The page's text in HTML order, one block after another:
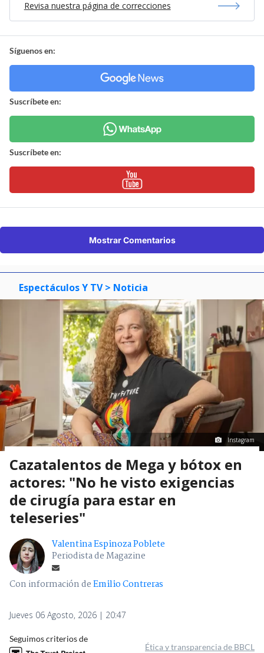
Revisa nuestra página de correcciones
Síguenos en:
Suscríbete en:
Suscríbete en:
Mostrar Comentarios
Espectáculos Y TV > Noticia
Instagram
Cazatalentos de Mega y bótox en
actores: "No he visto exigencias
de cirugía para estar en
teleseries"
Valentina Espinoza Poblete
Periodista de Magazine
Con información deEmilio Contreras
Jueves 06 Agosto, 2026 | 20:47
Seguimos criterios de
Ética y transparencia de BBCL